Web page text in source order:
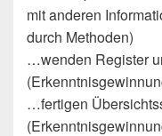
mit anderen
durch Methoden)
…wenden Register
…fertigen